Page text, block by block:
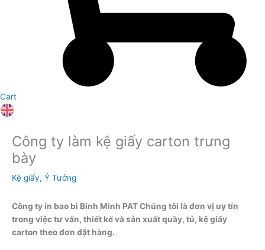
Cart
Công ty làm kệ giấy carton trưng
bày
Kệ giấy, Ý Tưởng
Công ty in bao bì Binh Minh PAT Chúng tôi là đơn vị uy tín
trong việc tư vấn, thiết kế và sản xuất quầy, tủ, kệ giấy
carton theo đơn đặt hàng.